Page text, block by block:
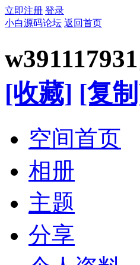
立即注册 登录
小白源码论坛 返回首页
[收藏] [复
空间首页
相册
主题
分享